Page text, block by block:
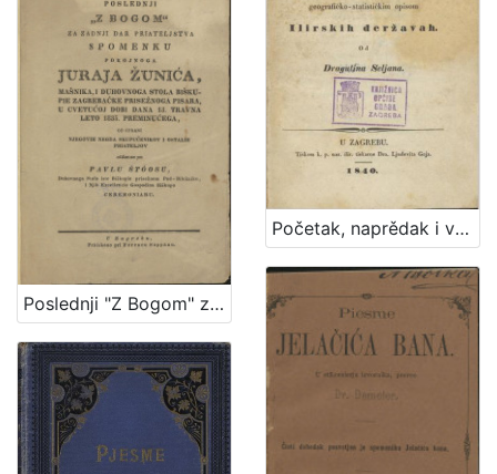
Poslednji "Z Bogom" za zadnji dar priateljstva spomeniku pokojnoga Juraja Žunića,... / alduvan po Pavlu Štoosu,...
Početak, naprědak i vrědnost literature ilirske : s kratkim geografičko-statističkim opisom ilirskih deržavah / od Dragutina Seljan